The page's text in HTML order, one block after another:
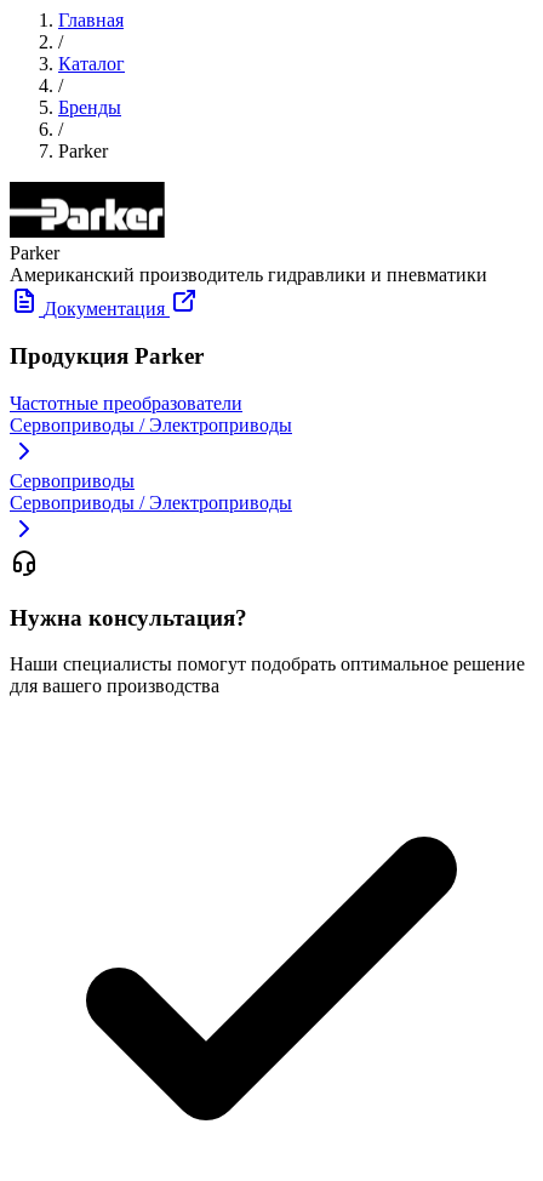
Главная
/
Каталог
/
Бренды
/
Parker
Parker
Американский производитель гидравлики и пневматики
Документация
Продукция Parker
Частотные преобразователи
Сервоприводы / Электроприводы
Сервоприводы
Сервоприводы / Электроприводы
Нужна консультация?
Наши специалисты помогут подобрать оптимальное решение
для вашего производства